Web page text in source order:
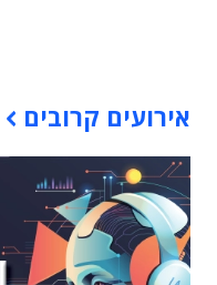
אירועים קרובים